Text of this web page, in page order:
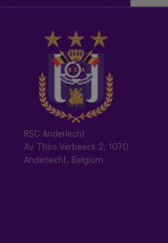
RSC Anderlecht
Av. Théo Verbeeck 2, 1070
Anderlecht, Belgium